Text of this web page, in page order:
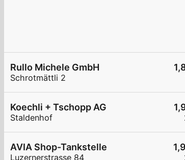
Rullo Michele GmbH
Schrotmättli 2
Koechli + Tschopp AG
Staldenhof
AVIA Shop-Tankstelle
Luzernerstrasse 84